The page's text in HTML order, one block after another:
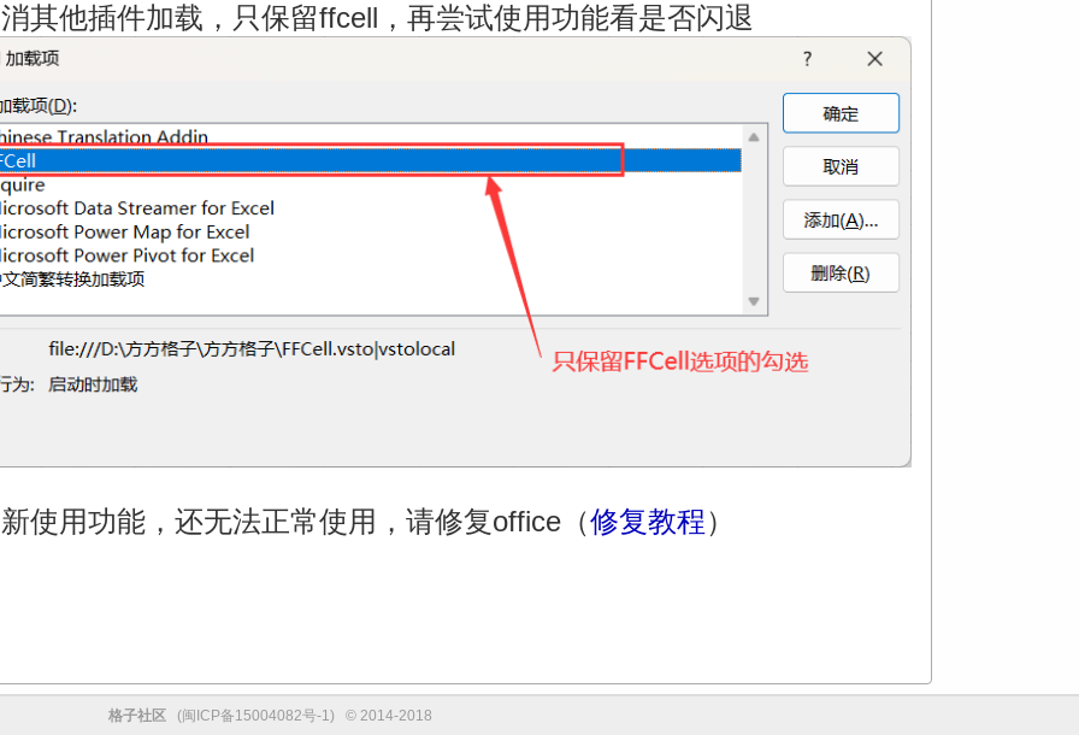
其他插件加载，只保留ffcell，再尝试使用功能看是否闪退
使用功能，还无法正常使用，请修复office（修复教程 ）
格子社区(闽ICP备15004082号-1) © 2014-2018